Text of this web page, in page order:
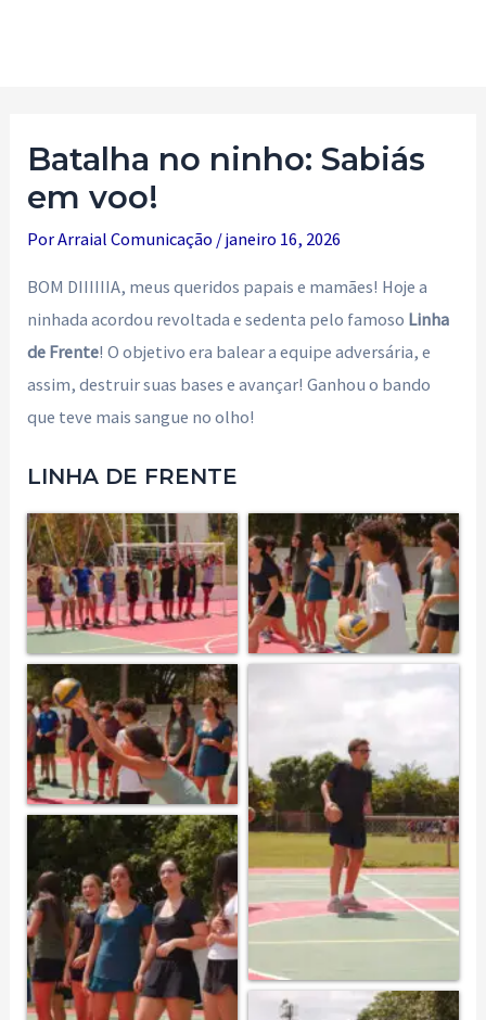
Batalha no ninho: Sabiás
em voo!
PorArraial Comunicação /janeiro 16, 2026
BOM DIIIIIIA, meus queridos papais e mamães! Hoje a
ninhada acordou revoltada e sedenta pelo famoso Linha
de Frente! O objetivo era balear a equipe adversária, e
assim, destruir suas bases e avançar! Ganhou o bando
que teve mais sangue no olho!
LINHA DE FRENTE